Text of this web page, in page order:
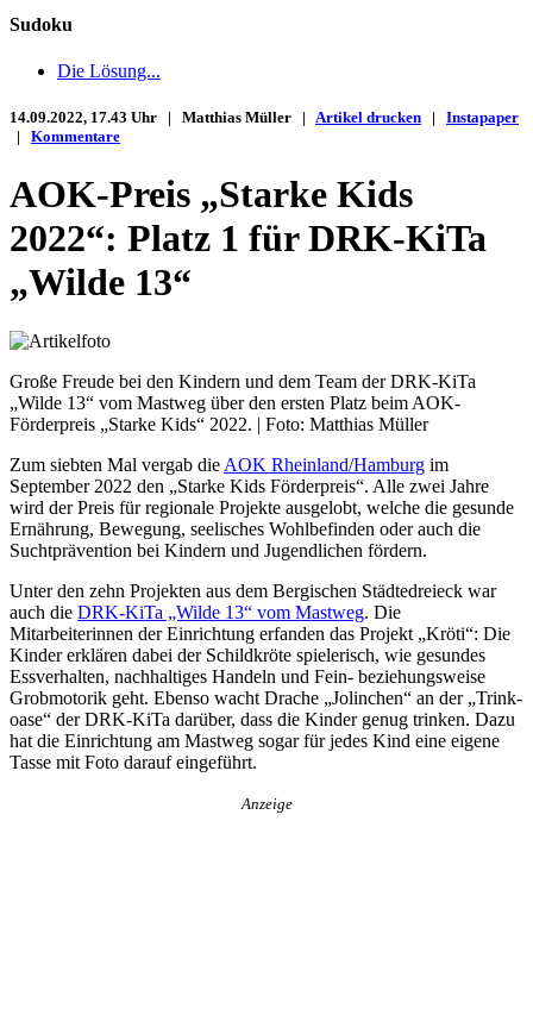
Sudoku
Die Lösung...
14.09.2022, 17.43 Uhr | Matthias Müller | Artikel drucken | Instapaper
| Kommentare
AOK-Preis „Starke Kids
2022“: Platz 1 für DRK-KiTa
„Wilde 13“
Große Freude bei den Kindern und dem Team der DRK-KiTa
„Wilde 13“ vom Mastweg über den ersten Platz beim AOK-
Förderpreis „Starke Kids“ 2022. | Foto: Matthias Müller
Zum siebten Mal vergab die AOK Rheinland/Hamburg im
September 2022 den „Starke Kids Förderpreis“. Alle zwei Jahre
wird der Preis für regionale Projekte ausgelobt, welche die gesunde
Ernährung, Bewegung, seelisches Wohlbefinden oder auch die
Suchtprävention bei Kindern und Jugendlichen fördern.
Unter den zehn Projekten aus dem Bergischen Städtedreieck war
auch die DRK-KiTa „Wilde 13“ vom Mastweg. Die
Mitarbeiterinnen der Einrichtung erfanden das Projekt „Kröti“: Die
Kinder erklären dabei der Schildkröte spielerisch, wie gesundes
Essverhalten, nachhaltiges Handeln und Fein- beziehungsweise
Grobmotorik geht. Ebenso wacht Drache „Jolinchen“ an der „Trink-
oase“ der DRK-KiTa darüber, dass die Kinder genug trinken. Dazu
hat die Einrichtung am Mastweg sogar für jedes Kind eine eigene
Tasse mit Foto darauf eingeführt.
Anzeige